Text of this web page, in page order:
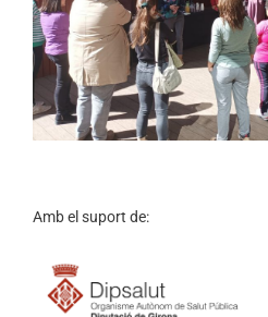
Amb el suport de: